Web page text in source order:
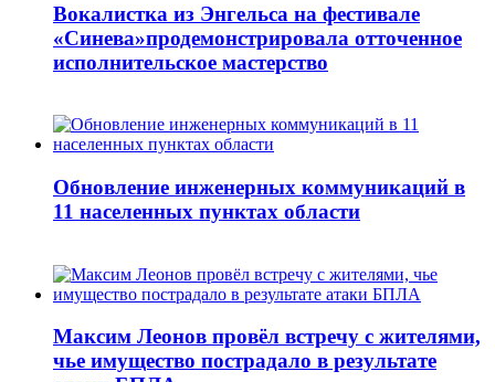
Вокалистка из Энгельса на фестивале
«Синева»продемонстрировала отточенное
исполнительское мастерство
Обновление инженерных коммуникаций в
11 населенных пунктах области
Максим Леонов провёл встречу с жителями,
чье имущество пострадало в результате